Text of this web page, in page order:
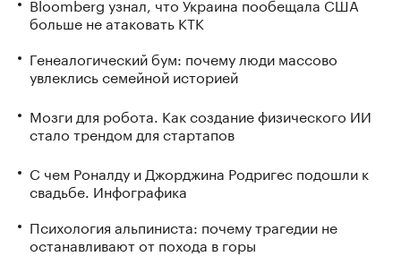
больше не атаковать КТК
Генеалогический бум: почему люди массово
увлеклись семейной историей
Мозги для робота. Как создание физического ИИ
стало трендом для стартапов
С чем Роналду и Джорджина Родригес подошли к
свадьбе. Инфографика
Психология альпиниста: почему трагедии не
останавливают от похода в горы